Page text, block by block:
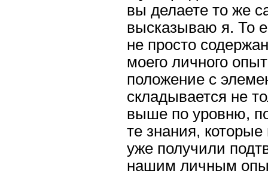
вы делаете то же
высказываю я. То
не просто
моего личного
положение с
складывается не
выше по уровню,
те знания,
уже получили
нашим личным